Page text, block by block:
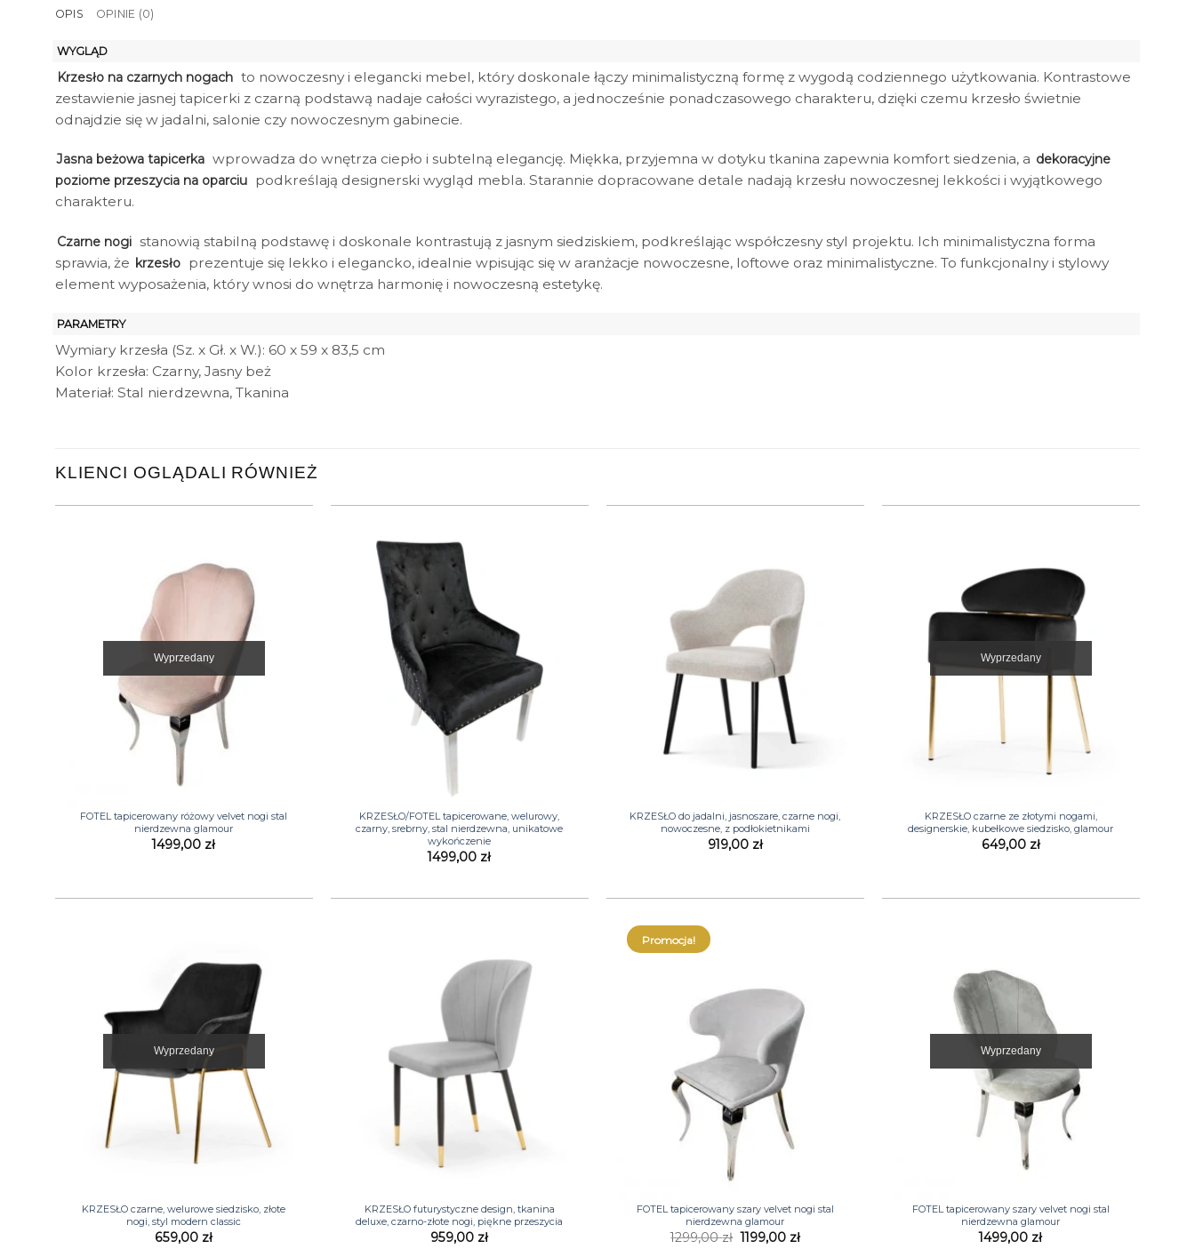
OPIS OPINIE (0)
WYGLĄD
Krzesło na czarnych nogach to nowoczesny i elegancki mebel, który doskonale łączy minimalistyczną formę z wygodą codziennego użytkowania. Kontrastowe
zestawienie jasnej tapicerki z czarną podstawą nadaje całości wyrazistego, a jednocześnie ponadczasowego charakteru, dzięki czemu krzesło świetnie
odnajdzie się w jadalni, salonie czy nowoczesnym gabinecie.
Jasna beżowa tapicerka wprowadza do wnętrza ciepło i subtelną elegancję. Miękka, przyjemna w dotyku tkanina zapewnia komfort siedzenia, a dekoracyjne
poziome przeszycia na oparciu podkreślają designerski wygląd mebla. Starannie dopracowane detale nadają krzesłu nowoczesnej lekkości i wyjątkowego
charakteru.
Czarne nogi stanowią stabilną podstawę i doskonale kontrastują z jasnym siedziskiem, podkreślając współczesny styl projektu. Ich minimalistyczna forma
sprawia, że krzesło prezentuje się lekko i elegancko, idealnie wpisując się w aranżacje nowoczesne, loftowe oraz minimalistyczne. To funkcjonalny i stylowy
element wyposażenia, który wnosi do wnętrza harmonię i nowoczesną estetykę.
PARAMETRY
Wymiary krzesła (Sz. x Gł. x W.): 60 x 59 x 83,5 cm
Kolor krzesła: Czarny, Jasny beż
Materiał: Stal nierdzewna, Tkanina
KLIENCI OGLĄDALI RÓWNIEŻ
Wyprzedany
FOTEL tapicerowany różowy velvet nogi stal
nierdzewna glamour
1499,00 zł
KRZESŁO/FOTEL tapicerowane, welurowy,
czarny, srebrny, stal nierdzewna, unikatowe
wykończenie
1499,00 zł
KRZESŁO do jadalni, jasnoszare, czarne nogi,
nowoczesne, z podłokietnikami
919,00 zł
Wyprzedany
KRZESŁO czarne ze złotymi nogami,
designerskie, kubełkowe siedzisko, glamour
649,00 zł
Wyprzedany
KRZESŁO czarne, welurowe siedzisko, złote
nogi, styl modern classic
659,00 zł
KRZESŁO futurystyczne design, tkanina
deluxe, czarno-złote nogi, piękne przeszycia
959,00 zł
Promocja!
FOTEL tapicerowany szary velvet nogi stal
nierdzewna glamour
1299,00zł Pierwotna
cena
1199,00 złAktualna
Wyprzedany
FOTEL tapicerowany szary velvet nogi stal
nierdzewna glamour
1499,00 zł